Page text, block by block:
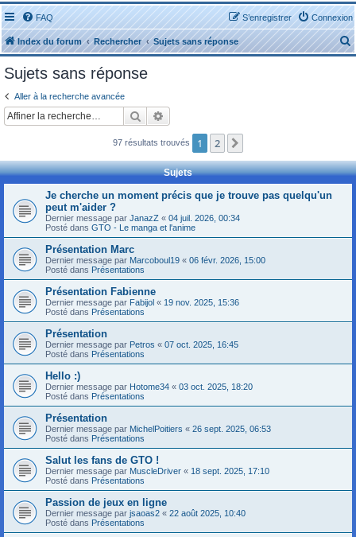
FAQ Connexion
S’enregistrer
Index du forum Rechercher Sujets sans réponse
e
h
Sujets sans réponse
Aller à la recherche avancée
Rechercher
97 résultats trouvés 1 2
Sujets
Je cherche un moment précis que je trouve pas quelqu'un
peut m'aider ?
Dernier message par JanazZ « 04 juil. 2026, 00:34
Posté dans GTO - Le manga et l'anime
Présentation Marc
Dernier message par Marcoboul19 « 06 févr. 2026, 15:00
Posté dans Présentations
Présentation Fabienne
Dernier message par Fabijol « 19 nov. 2025, 15:36
Posté dans Présentations
Présentation
Dernier message par Petros « 07 oct. 2025, 16:45
Posté dans Présentations
Hello :)
Dernier message par Hotome34 « 03 oct. 2025, 18:20
Posté dans Présentations
Présentation
Dernier message par MichelPoitiers « 26 sept. 2025, 06:53
Posté dans Présentations
Salut les fans de GTO !
Dernier message par MuscleDriver « 18 sept. 2025, 17:10
Posté dans Présentations
Passion de jeux en ligne
Dernier message par jsaoas2 « 22 août 2025, 10:40
Posté dans Présentations